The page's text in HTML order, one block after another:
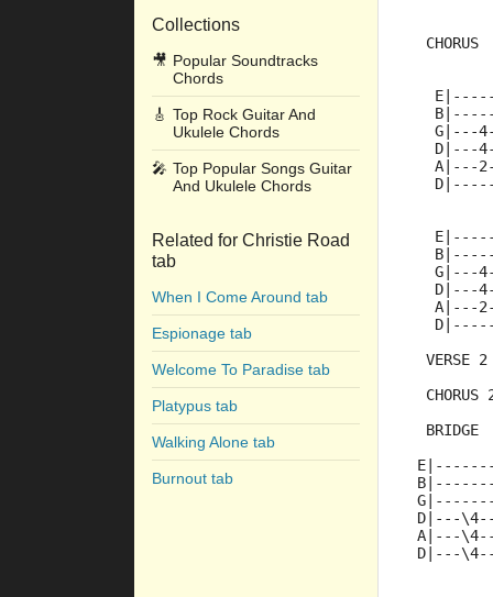
Collections
🎥 Popular Soundtracks
Chords
🎸 Top Rock Guitar And
Ukulele Chords
🎤 Top Popular Songs Guitar
And Ukulele Chords
Related for Christie Road
tab
When I Come Around tab
Espionage tab
Welcome To Paradise tab
Platypus tab
Walking Alone tab
Burnout tab
  CHORUS
G|---
D|---
A|---
G|---
D|---
A|---
VERSE 2
CHORUS
  BRIDGE
D|---
A|---
D|---